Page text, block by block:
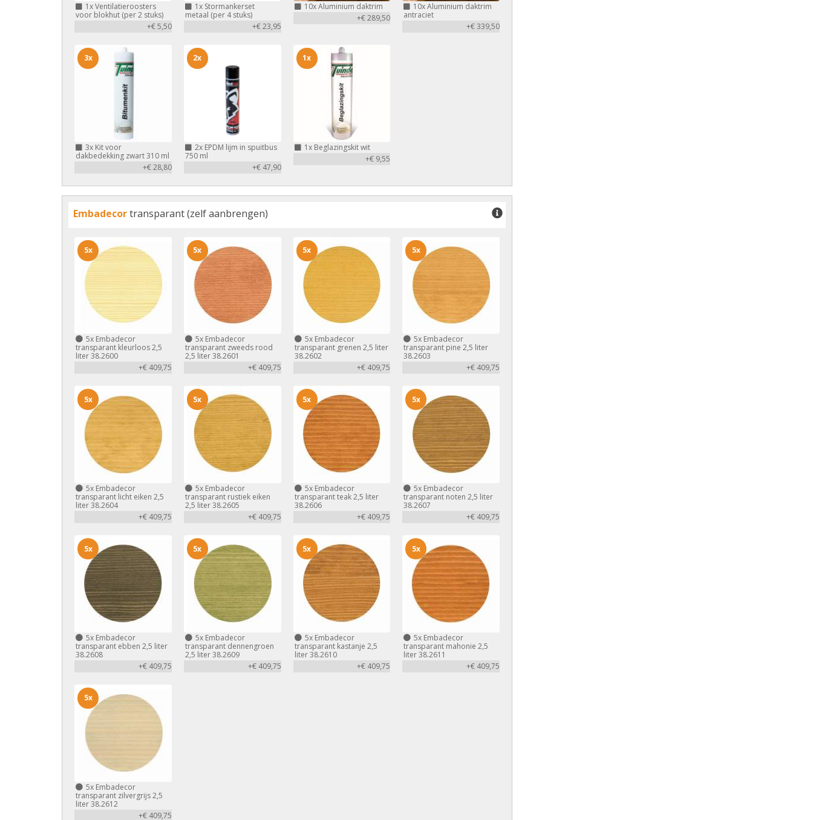
1xVentilatieroosters
voor blokhut (per 2 stuks)
+€ 5,50
1xStormankerset
metaal (per 4 stuks)
+€ 23,95
10xAluminium daktrim
+€ 289,50
10xAluminium daktrim
antraciet
+€ 339,50
3x Kit voor
dakbedekking zwart 310 ml
+€ 28,80
3x
2xEPDM lijm in spuitbus
750 ml
+€ 47,90
2x
1xBeglazingskit wit
+€ 9,55
1x
Embadecortransparant (zelf aanbrengen)
5x Embadecor
transparant kleurloos 2,5
liter 38.2600
+€ 409,75
5x
5xEmbadecor
transparant zweeds rood
2,5 liter 38.2601
+€ 409,75
5x
5xEmbadecor
transparant grenen 2,5 liter
38.2602
+€ 409,75
5x
5x Embadecor
transparant pine 2,5 liter
38.2603
+€ 409,75
5x
5x Embadecor
transparant licht eiken 2,5
liter 38.2604
+€ 409,75
5x
5xEmbadecor
transparant rustiek eiken
2,5 liter 38.2605
+€ 409,75
5x
5xEmbadecor
transparant teak 2,5 liter
38.2606
+€ 409,75
5x
5x Embadecor
transparant noten 2,5 liter
38.2607
+€ 409,75
5x
5x Embadecor
transparant ebben 2,5 liter
38.2608
+€ 409,75
5x
5xEmbadecor
transparant dennengroen
2,5 liter 38.2609
+€ 409,75
5x
5xEmbadecor
transparant kastanje 2,5
liter 38.2610
+€ 409,75
5x
5x Embadecor
transparant mahonie 2,5
liter 38.2611
+€ 409,75
5x
5x Embadecor
transparant zilvergrijs 2,5
liter 38.2612
+€ 409,75
5x